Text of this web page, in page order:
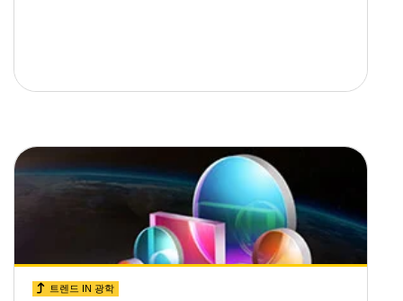
트렌드 IN 광학